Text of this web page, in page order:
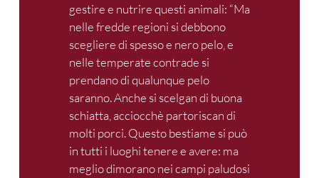
gestire e nutrire questi animali: “Ma
nelle fredde regioni si debbono
scegliere di spesso e nero pelo, e
nelle temperate contrade si
prendano di qualunque pelo
saranno. Anche si scelgan di buona
schiatta, acciocchè partoriscan di
molti porci. Questo bestiame si può
in tutti i luoghi tenere e avere: ma
meglio dimorano nei campi paludosi